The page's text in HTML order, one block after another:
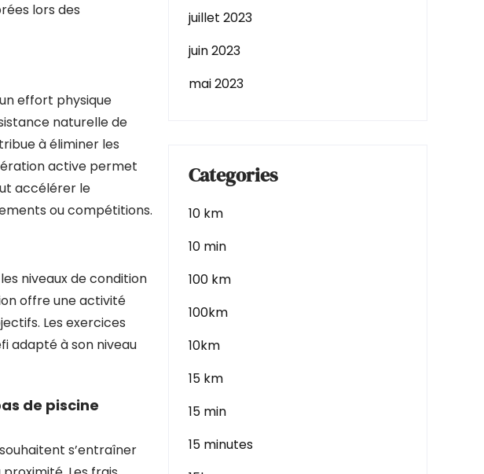
lors des
effort physique
naturelle de
à éliminer les
active permet
accélérer le
ou compétitions.
niveaux de condition
offre une activité
Les exercices
adapté à son niveau
de piscine
s’entraîner
juillet 2023
juin 2023
mai 2023
Categories
10 km
10 min
100 km
100km
10km
15 km
15 min
15 minutes